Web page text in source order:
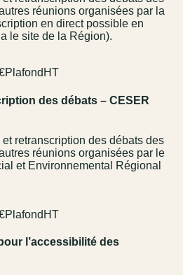
réunions organisées par la
en direct possible en
le site de la Région).
Plafond HT
des débats – CESER
retranscription des débats des
réunions organisées par le
et Environnemental Régional
Plafond HT
l’accessibilité des